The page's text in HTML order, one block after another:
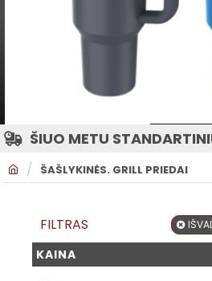
O
ŠAŠLYKINĖS. GRILL PRIEDAI
ŠIUO METU
FILTRAS
KAINA